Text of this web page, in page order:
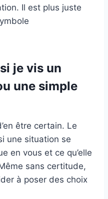
Il est plus juste
je vis un
une simple
être certain. Le
une situation se
en vous et ce qu’elle
sans certitude,
à poser des choix